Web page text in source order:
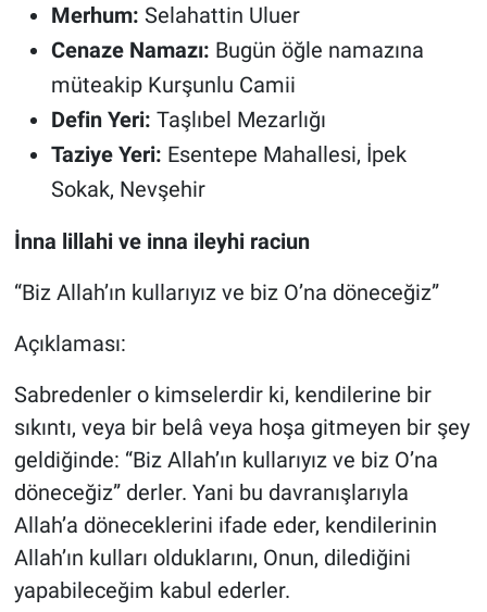
Merhum: Selahattin Uluer
Cenaze Namazı: Bugün öğle namazına
müteakip Kurşunlu Camii
Defin Yeri: Taşlıbel Mezarlığı
Taziye Yeri: Esentepe Mahallesi, İpek
Sokak, Nevşehir
İnna lillahi ve inna ileyhi raciun
“Biz Allah’ın kullarıyız ve biz O’na döneceğiz”
Açıklaması:
Sabredenler o kimselerdir ki, kendilerine bir
sıkıntı, veya bir belâ veya hoşa gitmeyen bir şey
geldiğinde: “Biz Allah’ın kullarıyız ve biz O’na
döneceğiz” derler. Yani bu davranışlarıyla
Allah’a döneceklerini ifade eder, kendilerinin
Allah’ın kulları olduklarını, Onun, dilediğini
yapabileceğim kabul ederler.